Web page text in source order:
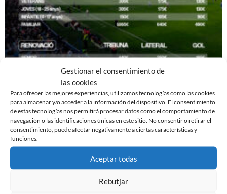
Gestionar el consentimiento de
las cookies
Para ofrecer las mejores experiencias, utilizamos tecnologías como las cookies
para almacenar y/o acceder a la información del dispositivo. El consentimiento
de estas tecnologías nos permitirá procesar datos como el comportamiento de
navegación o las identificaciones únicas en este sitio. No consentir o retirar el
consentimiento, puede afectar negativamente a ciertas características y
funciones.
Aceptar todas
Rebutjar
CATEGORÍAS DE SOCIOS TEMPORADA 26/27: ARA
O MAI
9 de julio de 2026
Leer más »